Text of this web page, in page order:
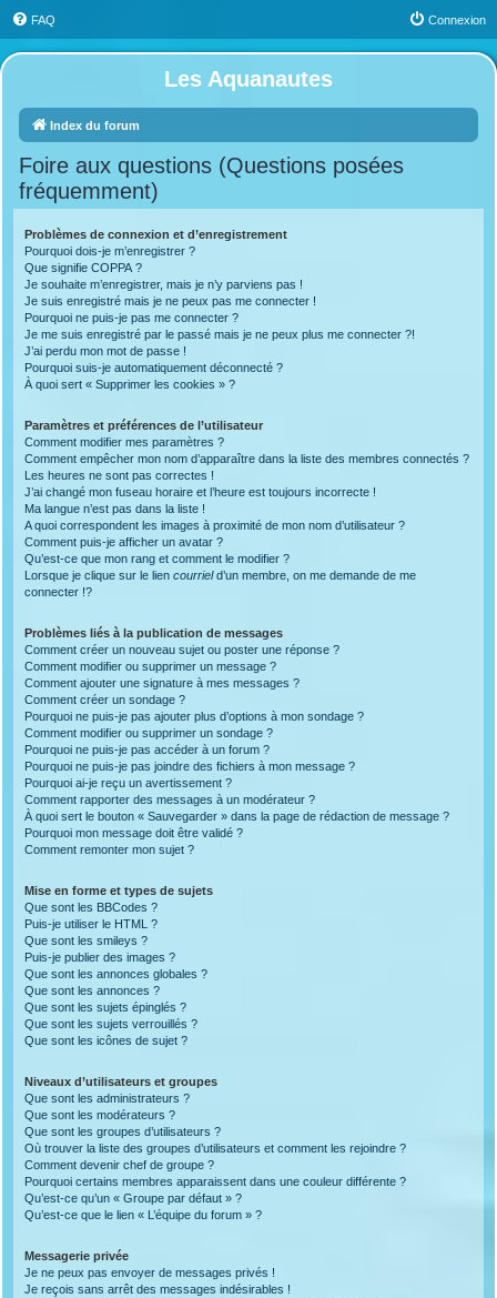
FAQ Connexion
Les Aquanautes
Index du forum
Foire aux questions (Questions posées
fréquemment)
Problèmes de connexion et d’enregistrement
Pourquoi dois-je m’enregistrer ?
Que signifie COPPA ?
Je souhaite m’enregistrer, mais je n’y parviens pas !
Je suis enregistré mais je ne peux pas me connecter !
Pourquoi ne puis-je pas me connecter ?
Je me suis enregistré par le passé mais je ne peux plus me connecter ?!
J’ai perdu mon mot de passe !
Pourquoi suis-je automatiquement déconnecté ?
À quoi sert « Supprimer les cookies » ?
Paramètres et préférences de l’utilisateur
Comment modifier mes paramètres ?
Comment empêcher mon nom d’apparaître dans la liste des membres connectés ?
Les heures ne sont pas correctes !
J’ai changé mon fuseau horaire et l’heure est toujours incorrecte !
Ma langue n’est pas dans la liste !
A quoi correspondent les images à proximité de mon nom d’utilisateur ?
Comment puis-je afficher un avatar ?
Qu’est-ce que mon rang et comment le modifier ?
Lorsque je clique sur le lien courrield’un membre, on me demande de me
connecter !?
Problèmes liés à la publication de messages
Comment créer un nouveau sujet ou poster une réponse ?
Comment modifier ou supprimer un message ?
Comment ajouter une signature à mes messages ?
Comment créer un sondage ?
Pourquoi ne puis-je pas ajouter plus d’options à mon sondage ?
Comment modifier ou supprimer un sondage ?
Pourquoi ne puis-je pas accéder à un forum ?
Pourquoi ne puis-je pas joindre des fichiers à mon message ?
Pourquoi ai-je reçu un avertissement ?
Comment rapporter des messages à un modérateur ?
À quoi sert le bouton « Sauvegarder » dans la page de rédaction de message ?
Pourquoi mon message doit être validé ?
Comment remonter mon sujet ?
Mise en forme et types de sujets
Que sont les BBCodes ?
Puis-je utiliser le HTML ?
Que sont les smileys ?
Puis-je publier des images ?
Que sont les annonces globales ?
Que sont les annonces ?
Que sont les sujets épinglés ?
Que sont les sujets verrouillés ?
Que sont les icônes de sujet ?
Niveaux d’utilisateurs et groupes
Que sont les administrateurs ?
Que sont les modérateurs ?
Que sont les groupes d’utilisateurs ?
Où trouver la liste des groupes d’utilisateurs et comment les rejoindre ?
Comment devenir chef de groupe ?
Pourquoi certains membres apparaissent dans une couleur différente ?
Qu’est-ce qu’un « Groupe par défaut » ?
Qu’est-ce que le lien « L’équipe du forum » ?
Messagerie privée
Je ne peux pas envoyer de messages privés !
Je reçois sans arrêt des messages indésirables !